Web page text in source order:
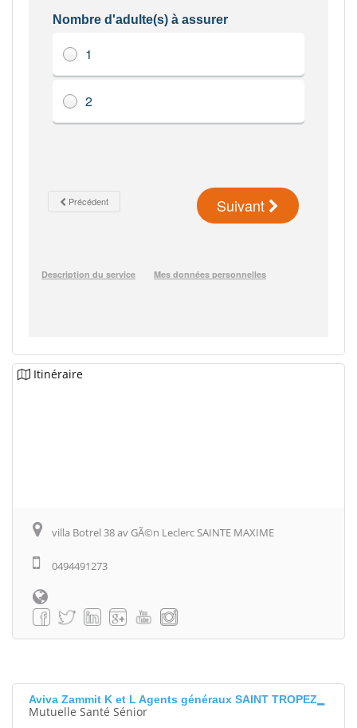
Itinéraire
villa Botrel 38 av GÃ©n Leclerc SAINTE MAXIME
0494491273
Aviva Zammit K et L Agents généraux SAINT TROPEZ
Mutuelle Santé Sénior